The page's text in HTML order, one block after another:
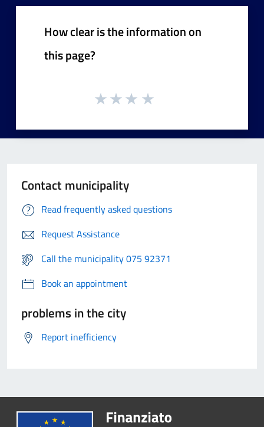
How clear is the information on
this page?
Contact municipality
Read frequently asked questions
Request Assistance
Call the municipality 075 92371
Book an appointment
problems in the city
Report inefficiency